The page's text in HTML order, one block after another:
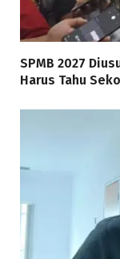
SPMB 2027
Harus Tahu